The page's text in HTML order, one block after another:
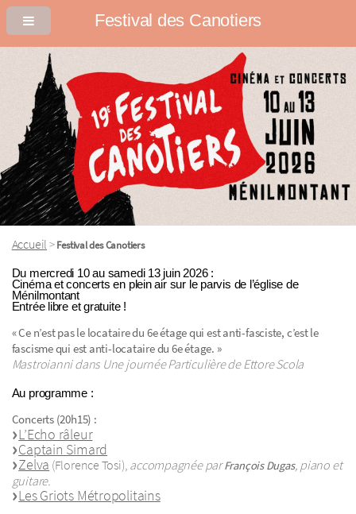
Festival des Canotiers
Accueil >Festival des Canotiers
Du mercredi 10 au samedi 13 juin 2026 :
Cinéma et concerts en plein air sur le parvis de l’église de
Ménilmontant
Entrée libre et gratuite !
« Ce n’est pas le locataire du 6e étage qui est anti-fasciste, c’est le
fascisme qui est anti-locataire du 6e étage. »
Mastroianni dans Une journée Particulière de Ettore Scola
Au programme :
Concerts (20h15) :
L’Echo râleur
Captain Simard
Zelva (Florence Tosi), accompagnée parFrançois Dugas, piano et
guitare.
Les Griots Métropolitains